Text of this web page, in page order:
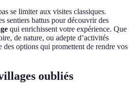
se limiter aux visites classiques.
sentiers battus pour découvrir des
qui enrichissent votre expérience. Que
de nature, ou adepte d’activités
des options qui promettent de rendre vos
oubliés